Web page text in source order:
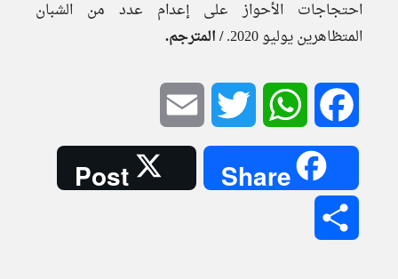
احتجاجات الأحواز على إعدام عدد من الشبان
المتظاهرين يوليو 2020.
/ المترجم.
Facebook
WhatsApp
Twitter
Share
Post